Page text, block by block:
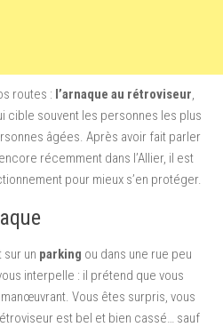
routes : l’arnaque au rétroviseur,
cible souvent les personnes les plus
âgées. Après avoir fait parler
récemment dans l’Allier, il est
pour mieux s’en protéger.
un parking ou dans une rue peu
interpelle : il prétend que vous
Vous êtes surpris, vous
est bel et bien cassé… sauf